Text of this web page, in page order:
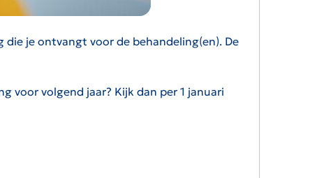
die je ontvangt voor de behandeling(en). De
voor volgend jaar? Kijk dan per 1 januari